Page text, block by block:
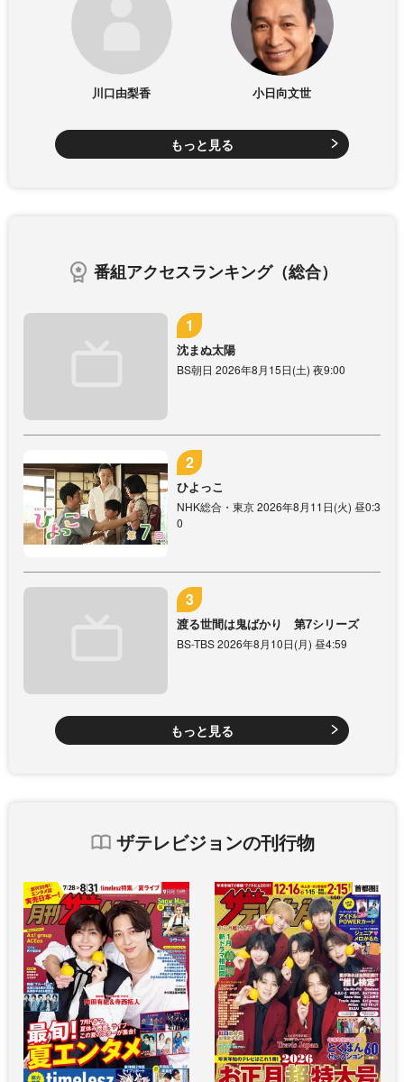
川口由梨香 小日向文世
もっと見る
番組アクセスランキング（総合）
沈まぬ太陽
BS朝日 2026年8月15日(土) 夜9:00
ひよっこ
NHK総合・東京 2026年8月11日(火) 昼0:3
0
渡る世間は鬼ばかり 第7シリーズ
BS-TBS 2026年8月10日(月) 昼4:59
もっと見る
ザテレビジョンの刊行物